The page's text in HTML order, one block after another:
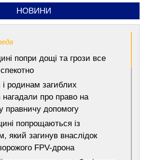
НОВИНИ
попри дощі та грози все
родинам загиблих
нагадали про право на
правничу допомогу
попрощаються із
який загинув внаслідок
FPV-дрона